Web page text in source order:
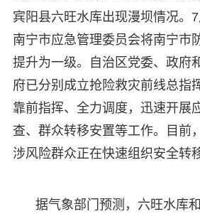
宾阳县六旺水库出现漫坝情况。7
南宁市应急管理委员会将南宁市
提升为一级。自治区党委、政府
府已分别成立抢险救灾前线总指
靠前指挥、全力调度，迅速开展
查、群众转移安置等工作。目前
涉风险群众正在快速组织安全转
据气象部门预测，六旺水库